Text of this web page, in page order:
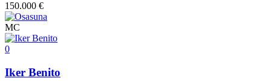
150.000 €
MC
0
Iker Benito